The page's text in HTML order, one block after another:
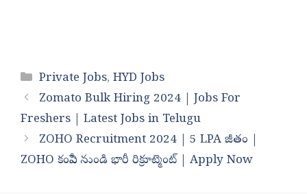
Categories
Private Jobs,HYD Jobs
Zomato Bulk Hiring 2024 | Jobs For
Freshers | Latest Jobs in Telugu
ZOHO Recruitment 2024 | 5 LPA జీతం |
ZOHO కంపెనీ నుండి భారీ రిక్రూట్మెంట్ | Apply Now